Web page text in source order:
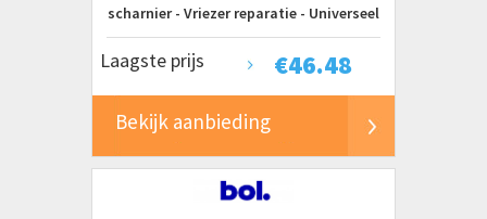
scharnier - Vriezer reparatie - Universeel
opvouwbaar ontwerp - 28 x 88 x 28 cm -
Wit
€46.48
Laagste prijs
Bekijk aanbieding